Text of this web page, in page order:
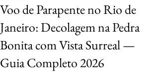
Voo de Parapente no Rio de
Janeiro: Decolagem na Pedra
Bonita com Vista Surreal —
Guia Completo 2026